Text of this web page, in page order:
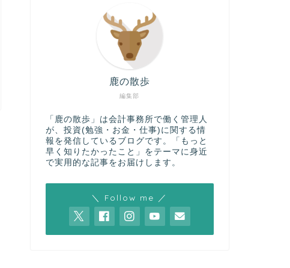
編集部
鹿の散歩
「鹿の散歩」は会計事務所で働く管理人
が、投資(勉強・お金・仕事)に関する情
報を発信しているブログです。「もっと
早く知りたかったこと」をテーマに身近
で実用的な記事をお届けします。
＼ Follow me ／